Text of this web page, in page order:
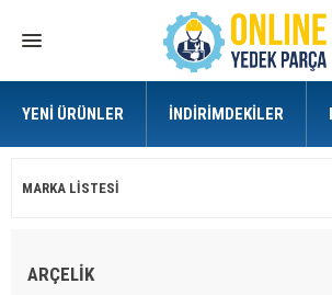
YENI ÜRÜNLER İNDIRIMDEKILER
MARKA LISTESI
ARÇELİK